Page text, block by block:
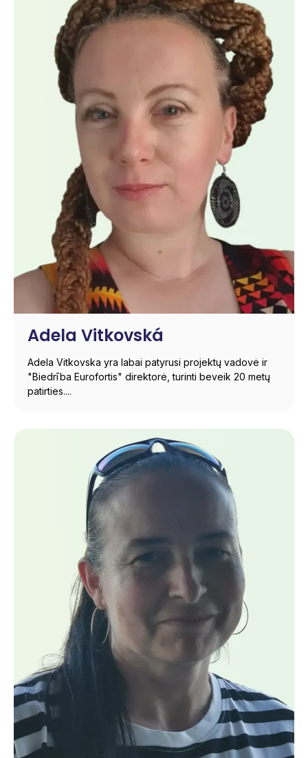
Adela Vitkovská
Adela Vitkovska yra labai patyrusi projektų vadovė ir
"Biedrība Eurofortis" direktorė, turinti beveik 20 metų
patirties....